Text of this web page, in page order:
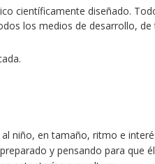
científicamente diseñado.
los medios de desarrollo,
niño, en tamaño, ritmo e
y pensando para que